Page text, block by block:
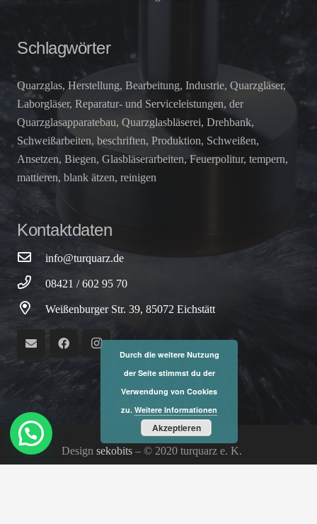
Schlagwörter
Quarzglas, Herstellung, Bearbeitung, Industrie, Quarzgläser,
Laborgläser, Reparatur- und Serviceleistungen, der
Quarzglasapparatebau, Quarzglasbläserei, Drehbank,
Schweißarbeiten, beschriften, Produktion, Schweißen,
Ansetzen, Biegen, Glasbläserarbeiten, Feuerpolitur, tempern,
mattieren, blank ätzen, reinigen
Kontaktdaten
info@turquarz.de
08421 / 602 95 70
Weißenburger Str. 39, 85072 Eichstätt
Design sekobits– © 2020 turquarz e. K.
Durch die weitere Nutzung
der Seite stimmst du der
Verwendung von Cookies
zu. Weitere Informationen
Akzeptieren